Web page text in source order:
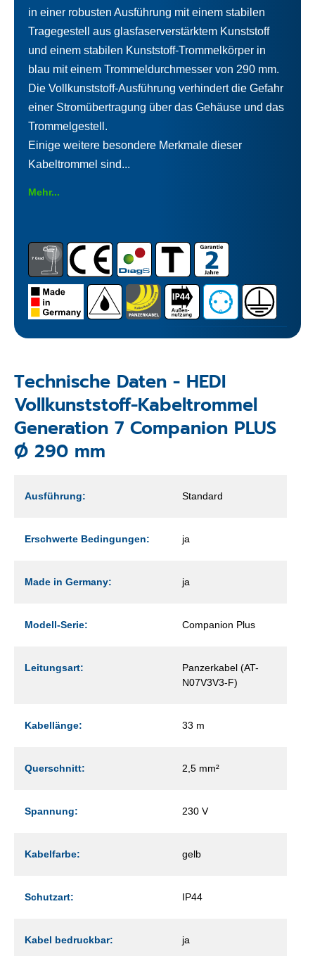
in einer robusten Ausführung mit einem stabilen
Tragegestell aus glasfaserverstärktem Kunststoff
und einem stabilen Kunststoff-Trommelkörper in
blau mit einem Trommeldurchmesser von 290 mm.
Die Vollkunststoff-Ausführung verhindert die Gefahr
einer Stromübertragung über das Gehäuse und das
Trommelgestell.
Einige weitere besondere Merkmale dieser
Kabeltrommel sind...
Mehr...
Technische Daten - HEDI
Vollkunststoff-Kabeltrommel
Generation 7 Companion PLUS
Ø 290 mm
Ausführung: Standard
Erschwerte Bedingungen: ja
Made in Germany: ja
Modell-Serie: Companion Plus
Leitungsart:
Panzerkabel (AT-
N07V3V3-F)
Kabellänge: 33 m
Querschnitt: 2,5 mm²
Spannung: 230 V
Kabelfarbe: gelb
Schutzart: IP44
Kabel bedruckbar: ja